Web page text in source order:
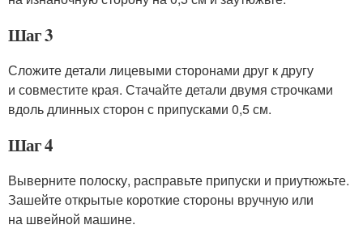
Шаг 3
Сложите детали лицевыми сторонами друг к другу
и совместите края. Стачайте детали двумя строчками
вдоль длинных сторон с припусками 0,5 см.
Шаг 4
Выверните полоску, расправьте припуски и приутюжьте.
Зашейте открытые короткие стороны вручную или
на швейной машине.